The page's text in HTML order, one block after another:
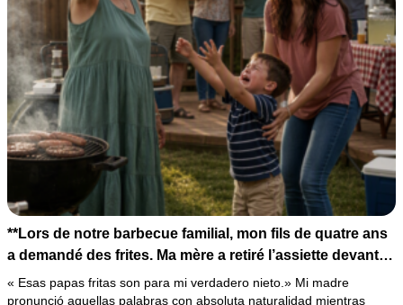
**Lors de notre barbecue familial, mon fils de quatre ans
a demandé des frites. Ma mère a retiré l’assiette devant
lui en déclarant : « Celles-ci sont pour mon véritable
petit-fils. » Tout le monde a éclaté de rire. Sans dire un
« Esas papas fritas son para mi verdadero nieto.» Mi madre
pronunció aquellas palabras con absoluta naturalidad mientras